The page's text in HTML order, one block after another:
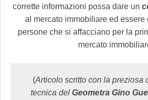
corrette informazioni possa dare un
al mercato immobiliare ed essere
persone che si affacciano per la
mercato
(Articolo scritto con la preziosa
tecnica del Geometra Gino